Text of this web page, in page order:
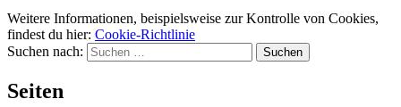
Weitere Informationen, beispielsweise zur Kontrolle von Cookies,
findest du hier: Cookie-Richtlinie
Suchen nach:
Seiten